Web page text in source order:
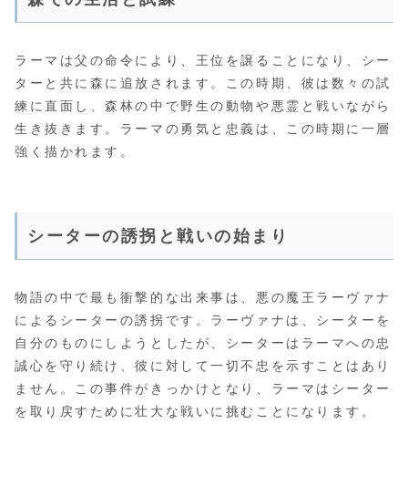
ラーマは父の命令により、王位を譲ることになり、シー
ターと共に森に追放されます。この時期、彼は数々の試
練に直面し、森林の中で野生の動物や悪霊と戦いながら
生き抜きます。ラーマの勇気と忠義は、この時期に一層
強く描かれます。
シーターの誘拐と戦いの始まり
物語の中で最も衝撃的な出来事は、悪の魔王ラーヴァナ
によるシーターの誘拐です。ラーヴァナは、シーターを
自分のものにしようとしたが、シーターはラーマへの忠
誠心を守り続け、彼に対して一切不忠を示すことはあり
ません。この事件がきっかけとなり、ラーマはシーター
を取り戻すために壮大な戦いに挑むことになります。